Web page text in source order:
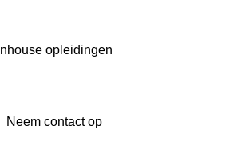
Inhouse opleidingen
Neem contact op